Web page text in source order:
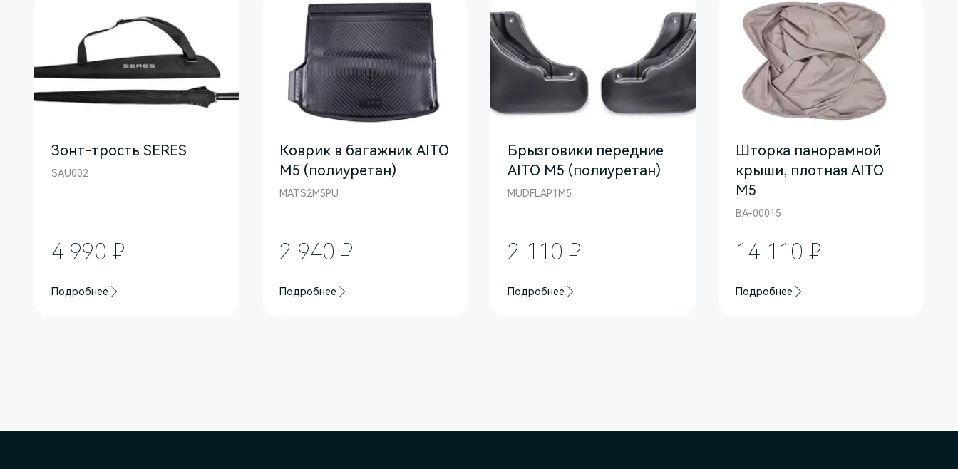
Зонт-трость SERES
SAU002
4 990 ₽
Подробнее
Коврик в багажник AITO
M5 (полиуретан)
MATS2M5PU
2 940 ₽
Подробнее
Брызговики передние
AITO M5 (полиуретан)
MUDFLAP1M5
2 110 ₽
Подробнее
Шторка панорамной
крыши, плотная AITO
M5
BA-00015
14 110 ₽
Подробнее